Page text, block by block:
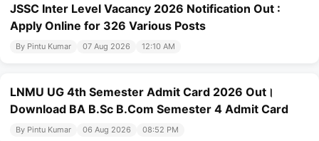
JSSC Inter Level Vacancy 2026 Notification Out :
Apply Online for 326 Various Posts
By Pintu Kumar 07 Aug 2026 12:10 AM
LNMU UG 4th Semester Admit Card 2026 Out।
Download BA B.Sc B.Com Semester 4 Admit Card
By Pintu Kumar 06 Aug 2026 08:52 PM